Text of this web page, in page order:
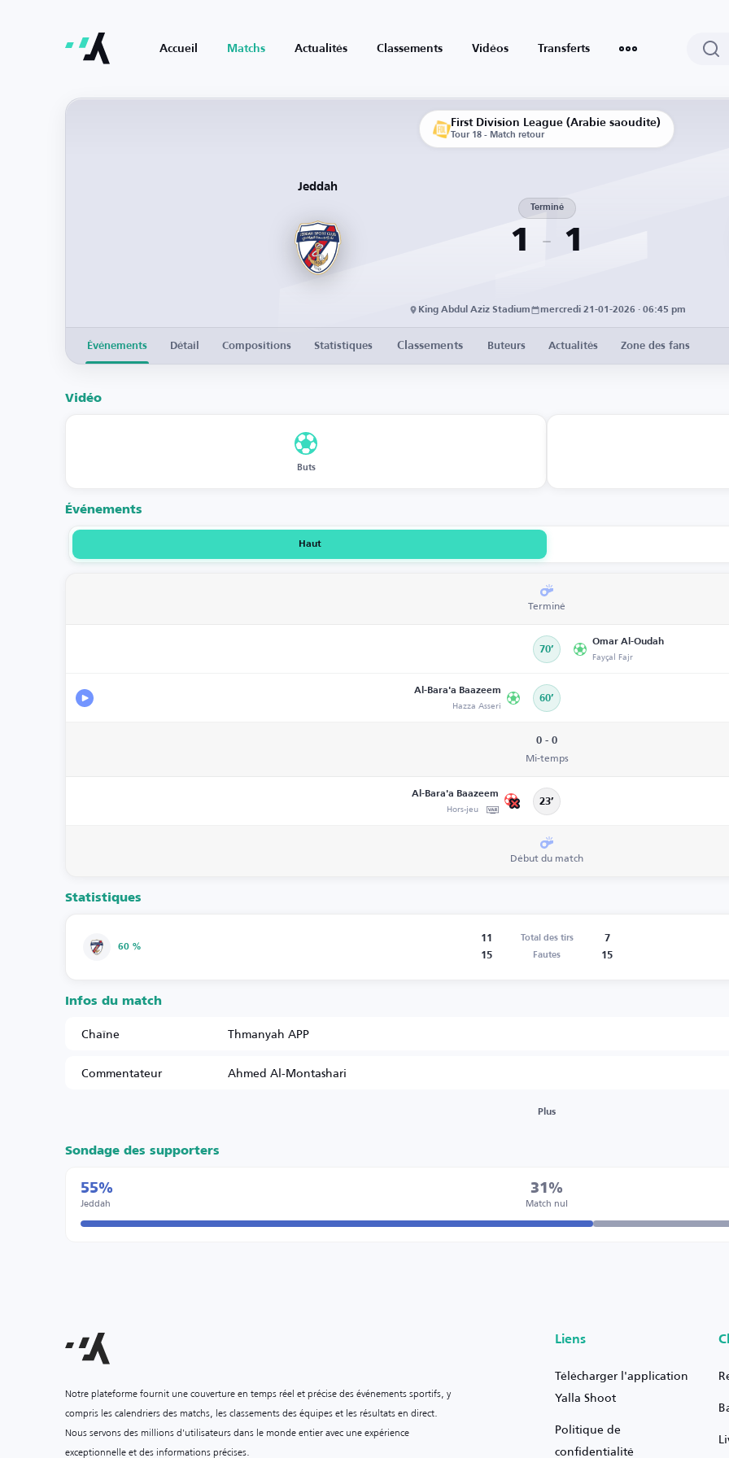
Accueil Matchs Actualités Classements Vidéos Transferts
First Division League (Arabie saoudite)
Tour 18 - Match retour
Jeddah
1
Terminé
1
King Abdul Aziz Stadium mercredi 21-01-2026 · 06:45 pm
Événements Détail Compositions Statistiques Classements Buteurs Actualités Zone des fans
Vidéo
Buts
Événements
Haut
Terminé
70’
Omar Al-Oudah
Fayçal Fajr
Al-Bara'a Baazeem
Hazza Asseri 60’
0 - 0
Mi-temps
Al-Bara'a Baazeem
Hors-jeu 23’
Début du match
Statistiques
60 %
11 Total des tirs
7
15
Fautes 15
Infos du match
Chaîne
Thmanyah APP
Commentateur
Ahmed Al-Montashari
Plus
Sondage des supporters
55%
Jeddah
31%
Match nul
Notre plateforme fournit une couverture en temps réel et précise des événements sportifs, y
compris les calendriers des matchs, les classements des équipes et les résultats en direct.
Nous servons des millions d'utilisateurs dans le monde entier avec une expérience
exceptionnelle et des informations précises.
Liens
Télécharger l'application
Yalla Shoot
Politique de
confidentialité